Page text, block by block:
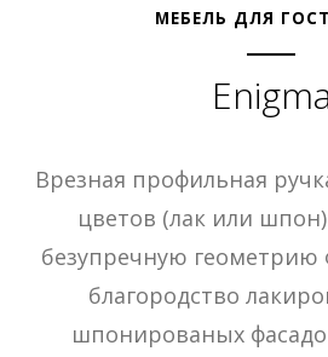
МЕБЕЛЬ ДЛЯ
Enigma
Врезная профильная
цветов (лак или
безупречную геометрию
благородство
шпонированых